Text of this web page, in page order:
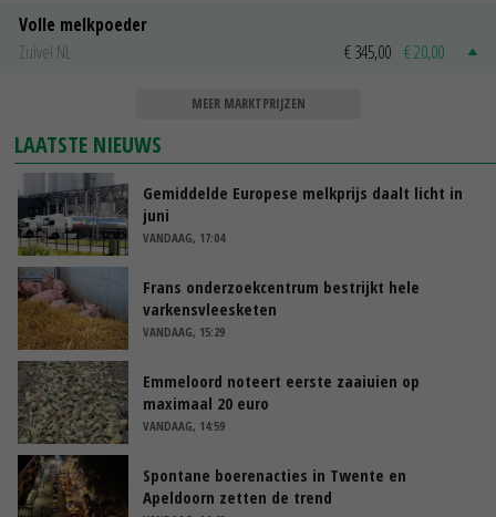
Volle melkpoeder
Zuivel NL
€ 345,00 € 20,00
MEER MARKTPRIJZEN
LAATSTE NIEUWS
Gemiddelde Europese melkprijs daalt licht in
juni
VANDAAG, 17:04
Frans onderzoekcentrum bestrijkt hele
varkensvleesketen
VANDAAG, 15:29
Emmeloord noteert eerste zaaiuien op
maximaal 20 euro
VANDAAG, 14:59
Spontane boerenacties in Twente en
Apeldoorn zetten de trend